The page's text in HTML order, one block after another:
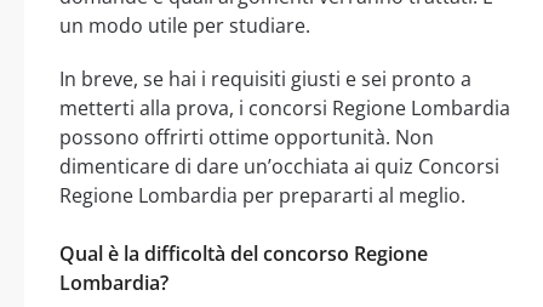
un modo utile per studiare.
In breve, se hai i requisiti giusti e sei pronto a
metterti alla prova, i concorsi Regione Lombardia
possono offrirti ottime opportunità. Non
dimenticare di dare un’occhiata ai quiz Concorsi
Regione Lombardia per prepararti al meglio.
Qual è la difficoltà del concorso Regione
Lombardia?